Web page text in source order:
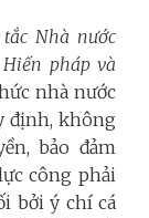
Nhà nước
pháp và
nhà nước
định, không
bảo đảm
công phải
bởi ý chí cá